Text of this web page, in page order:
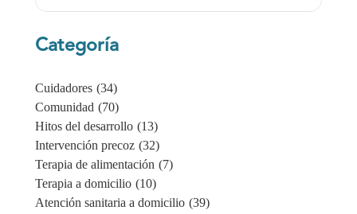
Categoría
Cuidadores (34)
Comunidad (70)
Hitos del desarrollo (13)
Intervención precoz (32)
Terapia de alimentación (7)
Terapia a domicilio (10)
Atención sanitaria a domicilio (39)